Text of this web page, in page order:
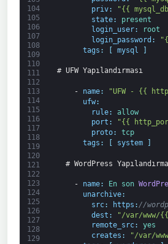
104
105
106
107
108
109
110
111
112
113
114
115
116
117
118
119
120
121
122
123
124
125
126
127
128
129
priv:
"{{
state:
present
login_user:
root
login_password :
tags : [ mysql ]
# UFW Yapılandırması
- name:
"UFW - {{
ufw:
rule:
allow
port :
"{{
proto:
tcp
tags : system
# WordPress
- name: En son
unarchive:
src: https : //
dest :
"/var/www/
remote_src:
yes
creates :
"/var/